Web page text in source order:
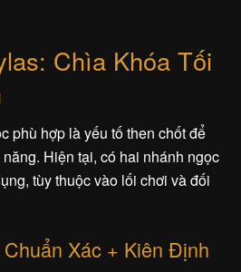
Chìa Khóa Tối
phù hợp là yếu tố then chốt để
Hiện tại, có hai nhánh ngọc
tùy thuộc vào lối chơi và đối
Xác + Kiên Định